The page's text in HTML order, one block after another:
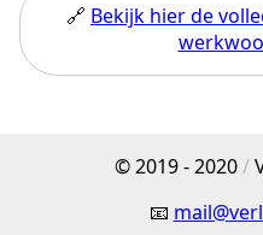
🔗 Bekijk hier de
© 2019 - 2020/
📧